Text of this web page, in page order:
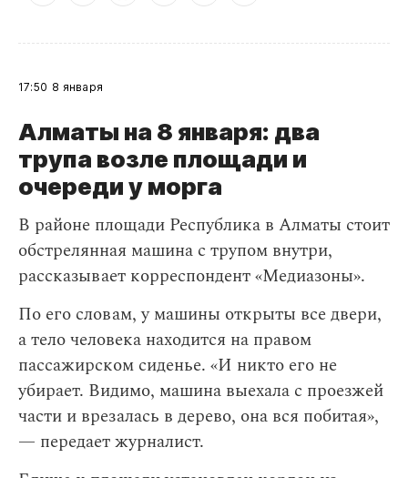
17:50 8 января
Алматы на 8 января: два
трупа возле площади и
очереди у морга
В районе площади Республика в Алматы стоит
обстрелянная машина с трупом внутри,
рассказывает корреспондент «Медиазоны».
По его словам, у машины открыты все двери,
а тело человека находится на правом
пассажирском сиденье. «И никто его не
убирает. Видимо, машина выехала с проезжей
части и врезалась в дерево, она вся побитая»,
— передает журналист.